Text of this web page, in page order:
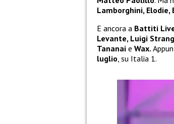
Lamborghini, Elodie,
E ancora a Battiti
Levante, Luigi
Tananai e Wax.
luglio, su Italia 1.